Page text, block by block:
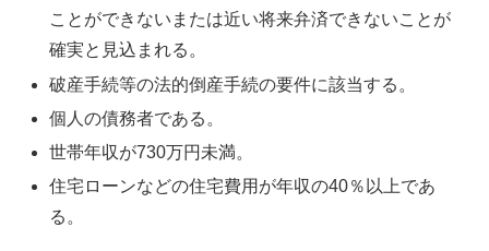
ことができないまたは近い将来弁済できないことが
確実と見込まれる。
破産手続等の法的倒産手続の要件に該当する。
個人の債務者である。
世帯年収が730万円未満。
住宅ローンなどの住宅費用が年収の40％以上であ
る。